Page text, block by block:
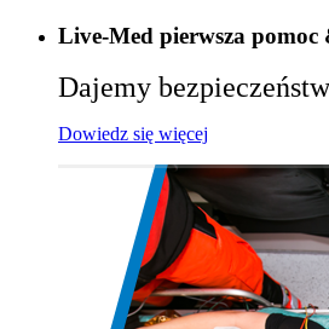
Live-Med pierwsza
Dajemy
Dowiedz się więcej